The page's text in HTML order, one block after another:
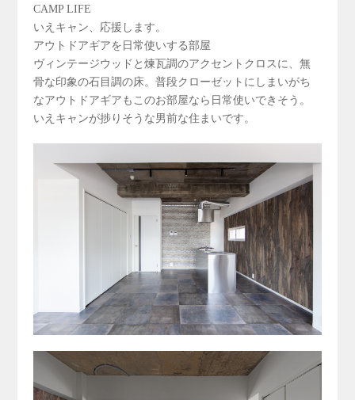
CAMP LIFE
いえキャン、応援します。
アウトドアギアを日常使いする部屋
ヴィンテージウッドと煉瓦調のアクセントクロスに、無
骨な印象の石目調の床。普段クローゼットにしまいがち
なアウトドアギアもこのお部屋なら日常使いできそう。
いえキャンが捗りそうな男前な住まいです。